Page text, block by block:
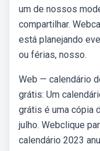
um de nossos
compartilhar.
está planejando
ou férias, nosso.
Web — calendário
grátis: Um
grátis é uma cópia
julho. Webclique
calendário 2023